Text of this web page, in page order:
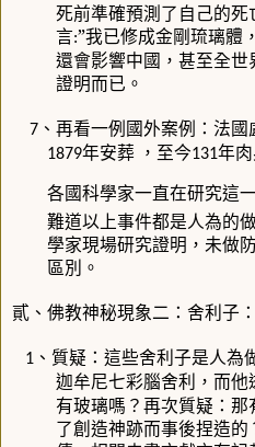
死前準確預測了自己的
言:”我已修成金剛琉璃體
還會影響中國，甚至全
證明而已。
7 、再看一例國外案例：法
1879年安葬 ，至今131年
各國科學家一直在研究這
難道以上事件都是人為的
學家現場研究證明，未做
區別。
貳、佛教神秘現象二：舍利子：
1 、質疑：這些舍利子是人
迦牟尼七彩腦舍利，而他
有玻璃嗎？再次質疑：
了創造神跡而事後捏造